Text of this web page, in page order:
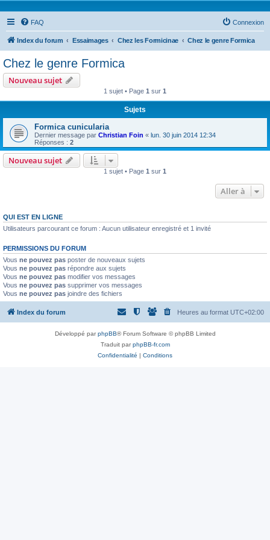
FAQ Connexion
Index du forum Essaimages Chez les Formicinae Chez le genre Formica
Chez le genre Formica
Nouveau sujet
1 sujet • Page 1 sur 1
Sujets
Formica cunicularia
Dernier message par Christian Foin « lun. 30 juin 2014 12:34
Réponses : 2
Nouveau sujet
1 sujet • Page 1 sur 1
Aller à
QUI EST EN LIGNE
Utilisateurs parcourant ce forum : Aucun utilisateur enregistré et 1 invité
PERMISSIONS DU FORUM
Vous ne pouvez pas poster de nouveaux sujets
Vous ne pouvez pas répondre aux sujets
Vous ne pouvez pas modifier vos messages
Vous ne pouvez pas supprimer vos messages
Vous ne pouvez pas joindre des fichiers
Index du forum Heures au format UTC+02:00
Développé parphpBB® Forum Software © phpBB Limited
Traduit parphpBB-fr.com
Confidentialité | Conditions